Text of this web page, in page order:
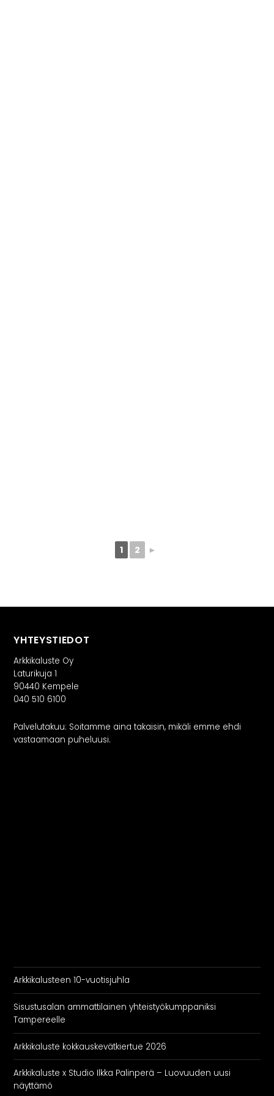
1 2 ►
YHTEYSTIEDOT
Arkkikaluste Oy
Laturikuja 1
90440 Kempele
040 510 6100
Palvelutakuu: Soitamme aina takaisin, mikäli emme ehdi
vastaamaan puheluusi.
Arkkikalusteen 10-vuotisjuhla
Sisustusalan ammattilainen yhteistyökumppaniksi
Tampereelle
Arkkikaluste kokkauskevätkiertue 2026
Arkkikaluste x Studio Ilkka Palinperä – Luovuuden uusi
näyttämö